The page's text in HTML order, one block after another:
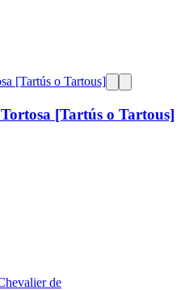
[Tartús o Tartous]
de